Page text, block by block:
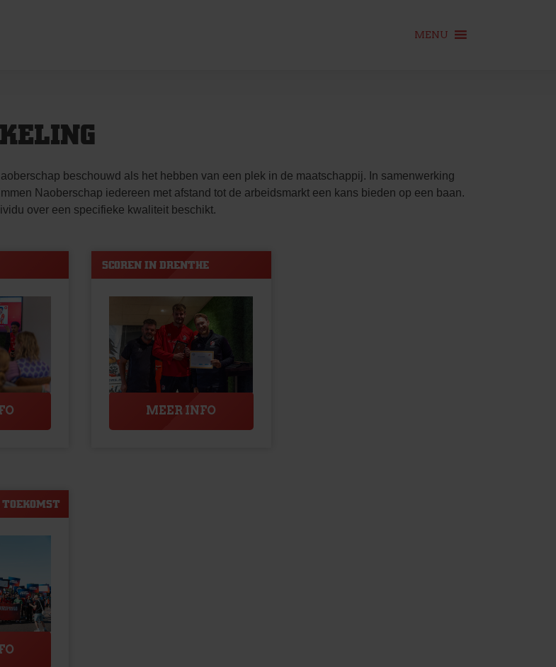
MENU
beschouwd als het hebben van een plek in de maatschappij. In samenwerking
Naoberschap iedereen met afstand tot de arbeidsmarkt een kans bieden op een baan.
over een specifieke kwaliteit beschikt.
SCOREN IN DRENTHE
MEER INFO